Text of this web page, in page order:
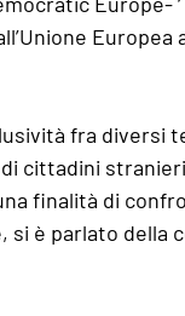
Europea
fra diversi
cittadini
finalità di
è parlato della